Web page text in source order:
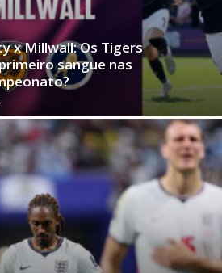
x Millwall: Os Tigers
sangue nas